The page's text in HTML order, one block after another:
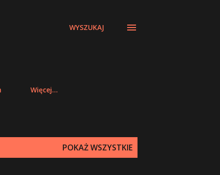
WYSZUKAJ
Więcej…
POKAŻ WSZYSTKIE